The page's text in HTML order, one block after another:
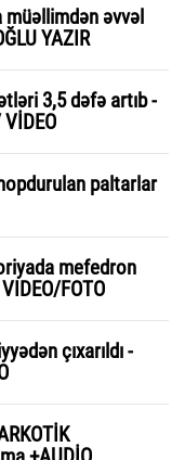
əvvəl
YAZIR
3,5 dəfə artıb -
paltarlar
mefedron
FOTO
çıxarıldı -